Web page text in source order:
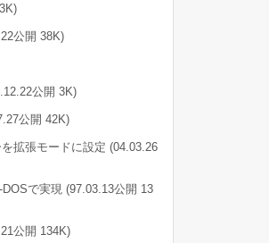
公開 38K)
公開 3K)
公開 42K)
拡張モードに設定 (04.03.26
で実現 (97.03.13公開 13
公開 134K)